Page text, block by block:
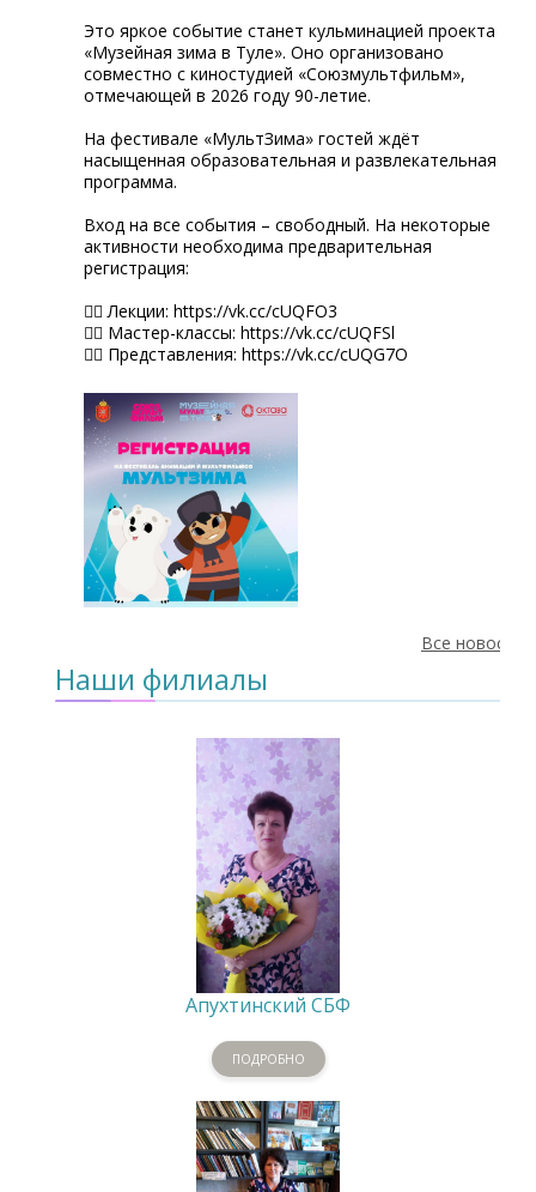
Это яркое событие станет кульминацией проекта
«Музейная зима в Туле». Оно организовано
совместно с киностудией «Союзмультфильм»,
отмечающей в 2026 году 90-летие.
На фестивале «МультЗима» гостей ждёт
насыщенная образовательная и развлекательная
программа.
Вход на все события – свободный. На некоторые
активности необходима предварительная
регистрация:
👉🏼 Лекции: https://vk.cc/cUQFO3
👉🏼 Мастер-классы: https://vk.cc/cUQFSl
👉🏼 Представления: https://vk.cc/cUQG7O
Все новости
Наши филиалы
Апухтинский СБФ
ПОДРОБНО